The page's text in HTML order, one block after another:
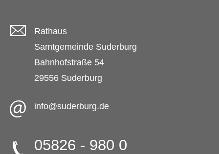
Rathaus
Samtgemeinde Suderburg
Bahnhofstraße 54
29556 Suderburg
info@suderburg.de
05826 - 980 0